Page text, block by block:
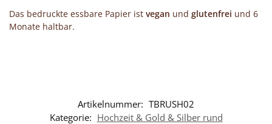
Das bedruckte essbare Papier ist vegan und glutenfrei und 6
Monate haltbar.
Artikelnummer: TBRUSH02
Kategorie: Hochzeit & Gold & Silber rund